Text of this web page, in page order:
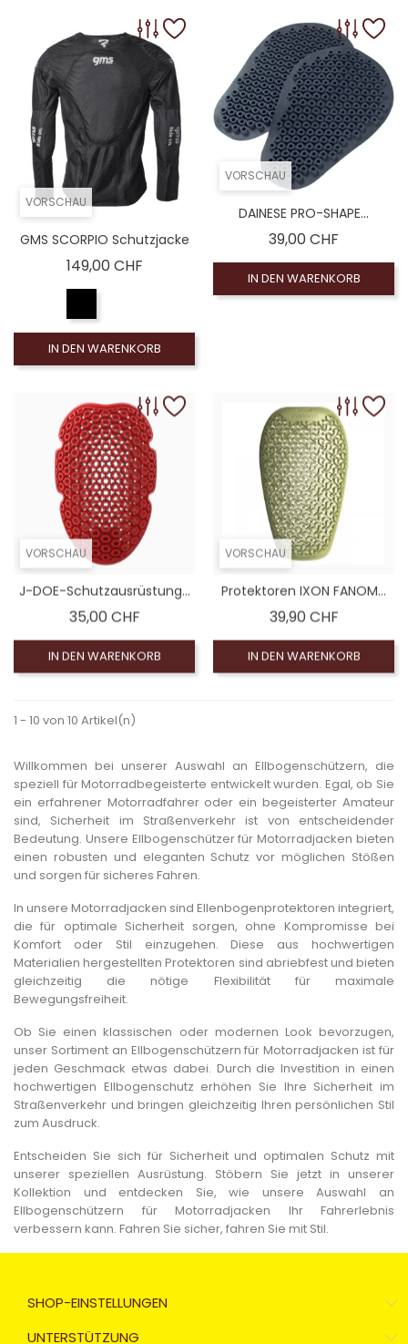
VORSCHAU
GMS SCORPIO Schutzjacke
149,00 CHFPreis
IN DEN WARENKORB
VORSCHAU
DAINESE PRO-SHAPE...
39,00 CHF
IN DEN WARENKORB
VORSCHAU
J-DOE-Schutzausrüstung...
35,00 CHFPreis
IN DEN WARENKORB
VORSCHAU
Protektoren IXON FANOM...
39,90 CHFPreis
IN DEN WARENKORB
1 - 10 von 10 Artikel(n)
Willkommen bei unserer Auswahl an Ellbogenschützern, die
speziell für Motorradbegeisterte entwickelt wurden. Egal, ob Sie
ein erfahrener Motorradfahrer oder ein begeisterter Amateur
sind, Sicherheit im Straßenverkehr ist von entscheidender
Bedeutung. Unsere Ellbogenschützer für Motorradjacken bieten
einen robusten und eleganten Schutz vor möglichen Stößen
und sorgen für sicheres Fahren.
In unsere Motorradjacken sind Ellenbogenprotektoren integriert,
die für optimale Sicherheit sorgen, ohne Kompromisse bei
Komfort oder Stil einzugehen. Diese aus hochwertigen
Materialien hergestellten Protektoren sind abriebfest und bieten
gleichzeitig die nötige Flexibilität für maximale
Bewegungsfreiheit.
Ob Sie einen klassischen oder modernen Look bevorzugen,
unser Sortiment an Ellbogenschützern für Motorradjacken ist für
jeden Geschmack etwas dabei. Durch die Investition in einen
hochwertigen Ellbogenschutz erhöhen Sie Ihre Sicherheit im
Straßenverkehr und bringen gleichzeitig Ihren persönlichen Stil
zum Ausdruck.
Entscheiden Sie sich für Sicherheit und optimalen Schutz mit
unserer speziellen Ausrüstung. Stöbern Sie jetzt in unserer
Kollektion und entdecken Sie, wie unsere Auswahl an
Ellbogenschützern für Motorradjacken Ihr Fahrerlebnis
verbessern kann. Fahren Sie sicher, fahren Sie mit Stil.
SHOP-EINSTELLUNGEN
UNTERSTÜTZUNG